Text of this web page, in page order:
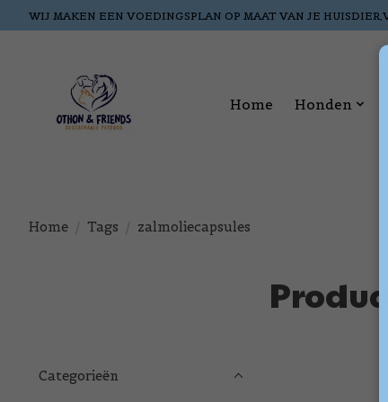
WIJ MAKEN EEN VOEDINGSPLAN OP MAAT VAN JE
Home Honden
Home Tags zalmoliecapsules
Categorieën